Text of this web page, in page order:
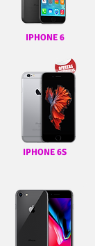
IPHONE 6
IPHONE 6S